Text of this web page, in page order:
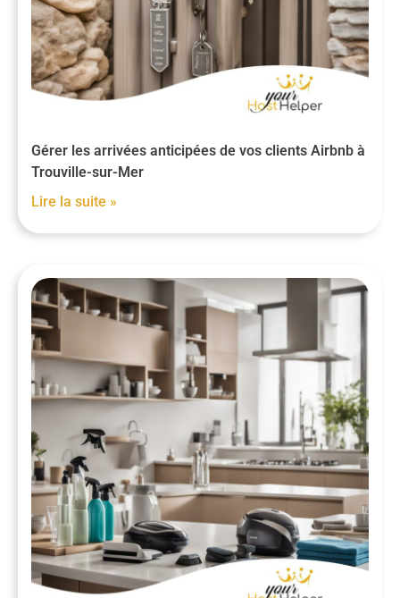
Gérer les arrivées anticipées de vos clients Airbnb à
Trouville-sur-Mer
Lire la suite »